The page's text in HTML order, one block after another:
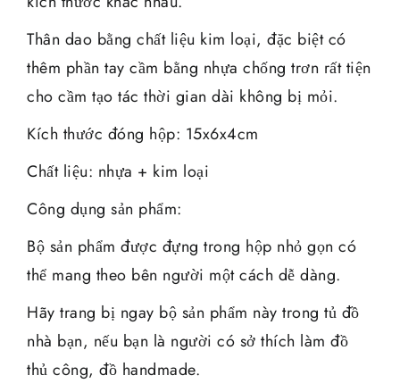
Thân dao bằng chất liệu kim loại, đặc biệt có
thêm phần tay cầm bằng nhựa chống trơn rất tiện
cho cầm tạo tác thời gian dài không bị mỏi.
Kích thước đóng hộp: 15x6x4cm
Chất liệu: nhựa + kim loại
Công dụng sản phẩm:
Bộ sản phẩm được đựng trong hộp nhỏ gọn có
thể mang theo bên người một cách dễ dàng.
Hãy trang bị ngay bộ sản phẩm này trong tủ đồ
nhà bạn, nếu bạn là người có sở thích làm đồ
thủ công, đồ handmade.